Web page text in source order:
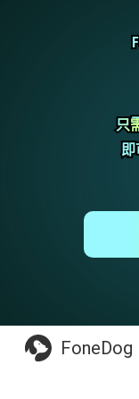
只
只
FoneDog